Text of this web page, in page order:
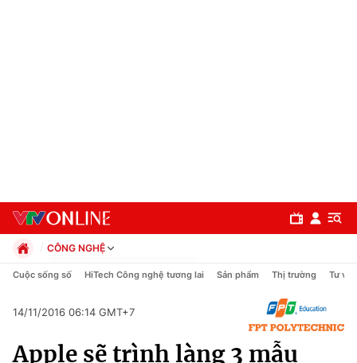
CÔNG NGHỆ
Chính trị
Pháp luật
Thể thao
Cuộc sống số HiTech Công nghệ tương lai Sản phẩm Thị trường Tư vấn
14/11/2016 06:14 GMT+7
Apple sẽ trình làng 3 mẫu